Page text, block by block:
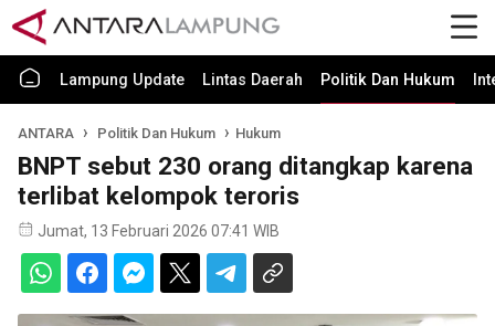
Lampung Update Lintas Daerah Politik Dan Hukum
ANTARA Politik Dan Hukum Hukum
BNPT sebut 230 orang ditangkap karena
terlibat kelompok teroris
Jumat, 13 Februari 2026 07:41 WIB